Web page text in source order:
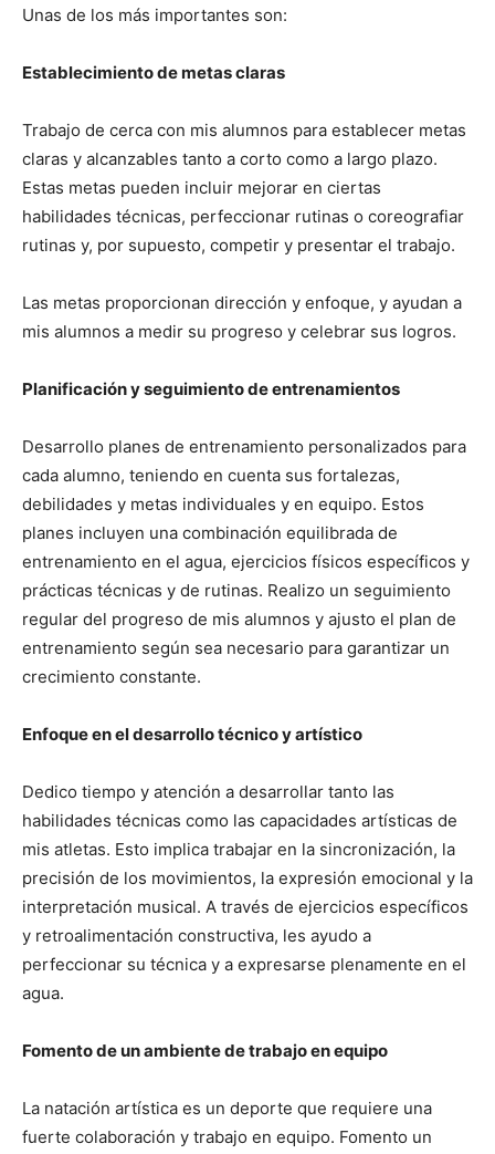
Unas de los más importantes son:
Establecimiento de metas claras
Trabajo de cerca con mis alumnos para establecer metas
claras y alcanzables tanto a corto como a largo plazo.
Estas metas pueden incluir mejorar en ciertas
habilidades técnicas, perfeccionar rutinas o coreografiar
rutinas y, por supuesto, competir y presentar el trabajo.
Las metas proporcionan dirección y enfoque, y ayudan a
mis alumnos a medir su progreso y celebrar sus logros.
Planificación y seguimiento de entrenamientos
Desarrollo planes de entrenamiento personalizados para
cada alumno, teniendo en cuenta sus fortalezas,
debilidades y metas individuales y en equipo. Estos
planes incluyen una combinación equilibrada de
entrenamiento en el agua, ejercicios físicos específicos y
prácticas técnicas y de rutinas. Realizo un seguimiento
regular del progreso de mis alumnos y ajusto el plan de
entrenamiento según sea necesario para garantizar un
crecimiento constante.
Enfoque en el desarrollo técnico y artístico
Dedico tiempo y atención a desarrollar tanto las
habilidades técnicas como las capacidades artísticas de
mis atletas. Esto implica trabajar en la sincronización, la
precisión de los movimientos, la expresión emocional y la
interpretación musical. A través de ejercicios específicos
y retroalimentación constructiva, les ayudo a
perfeccionar su técnica y a expresarse plenamente en el
agua.
Fomento de un ambiente de trabajo en equipo
La natación artística es un deporte que requiere una
fuerte colaboración y trabajo en equipo. Fomento un